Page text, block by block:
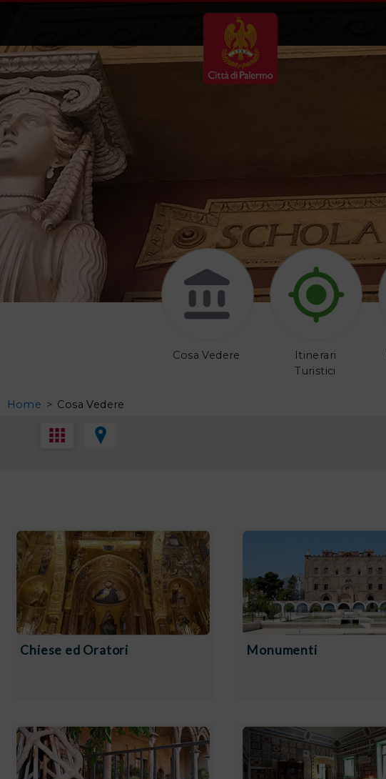
Cosa Vedere
Itinerari
Turistici
Home > Cosa Vedere
Chiese ed Oratori Monumenti